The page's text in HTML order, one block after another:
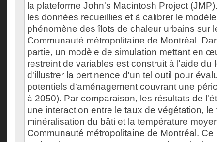
la plateforme John's Macintosh Project
les données recueillies et à calibrer le
phénomène des îlots de chaleur urbains sur
Communauté métropolitaine de Montréal.
partie, un modèle de simulation mettant en
restreint de variables est construit à l'aide du
d'illustrer la pertinence d'un tel outil pour
potentiels d'aménagement couvrant une
à 2050). Par comparaison, les résultats de
une interaction entre le taux de végétation, le
minéralisation du bâti et la température
Communauté métropolitaine de Montréal. Ce